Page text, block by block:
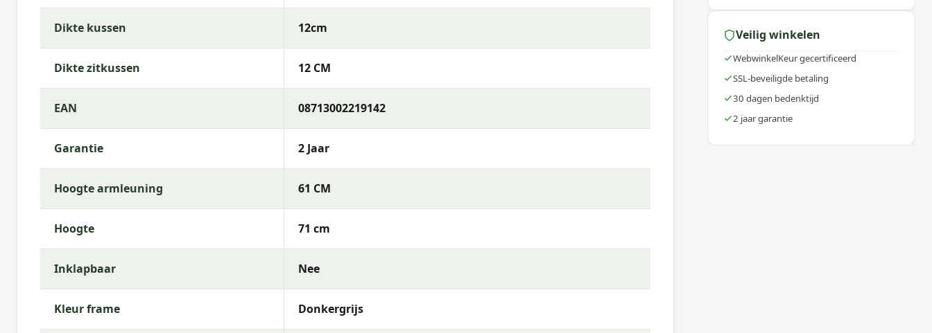
voor jouw buitenruimte.
Dikte kussen 12cm
Dikte zitkussen 12 CM
EAN 08713002219142
Garantie 2 Jaar
Hoogte armleuning 61 CM
Hoogte 71 cm
Inklapbaar Nee
Kleur frame Donkergrijs
Veilig winkelen
WebwinkelKeur gecertificeerd
SSL-beveiligde betaling
30 dagen bedenktijd
2 jaar garantie